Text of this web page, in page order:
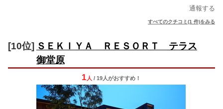
通報する
すべてのクチコミ(1 件)をみる
[10位] ＳＥＫＩＹＡ ＲＥＳＯＲＴ テラス
御堂原
1 人 / 19人がおすすめ！